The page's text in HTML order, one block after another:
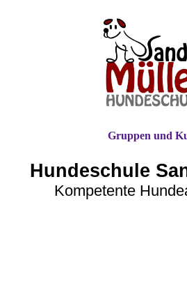
Hundeschule
Kompetente
Gruppen und